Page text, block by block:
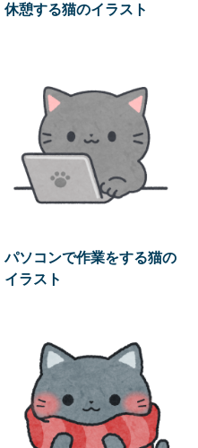
休憩する猫のイラスト
パソコンで作業をする猫の
イラスト